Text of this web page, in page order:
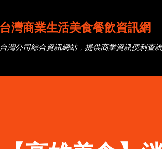
台灣商業生活美食餐飲資訊網
台灣公司綜合資訊網站，提供商業資訊便利查